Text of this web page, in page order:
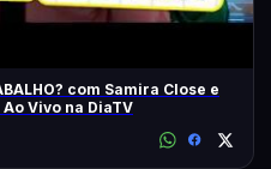
com Samira Close e
Vivo na DiaTV